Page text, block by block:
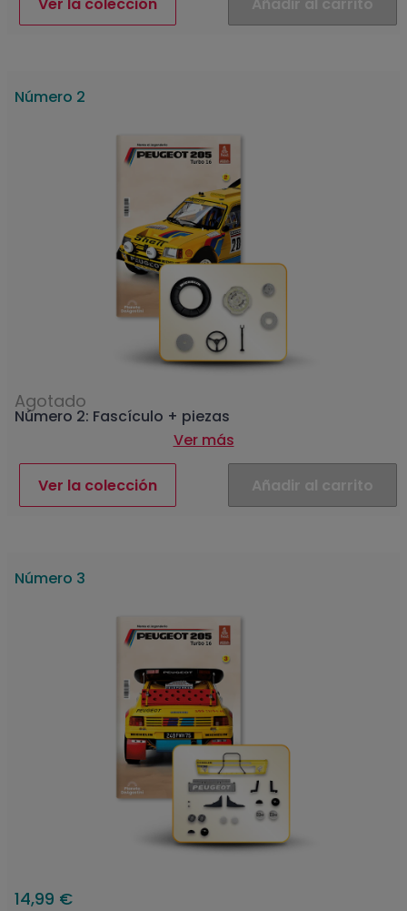
Número 2
Agotado
Número 2: Fascículo + piezas
Ver más
Ver la colección Añadir al carrito
Número 3
14,99 €